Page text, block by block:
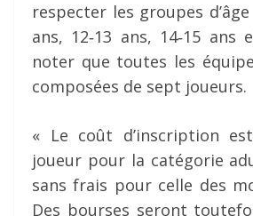
respecter les groupes d’âge
ans, 12‐13 ans, 14‐15 ans
noter que toutes les
composées de sept joueurs.
« Le coût d’inscription
joueur pour la catégorie
sans frais pour celle des
Des bourses seront